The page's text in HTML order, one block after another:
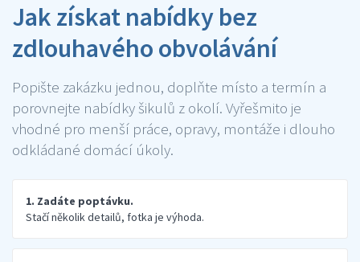
Jak získat nabídky bez
zdlouhavého obvolávání
Popište zakázku jednou, doplňte místo a termín a
porovnejte nabídky šikulů z okolí. Vyřešmito je
vhodné pro menší práce, opravy, montáže i dlouho
odkládané domácí úkoly.
1. Zadáte poptávku.
Stačí několik detailů, fotka je výhoda.